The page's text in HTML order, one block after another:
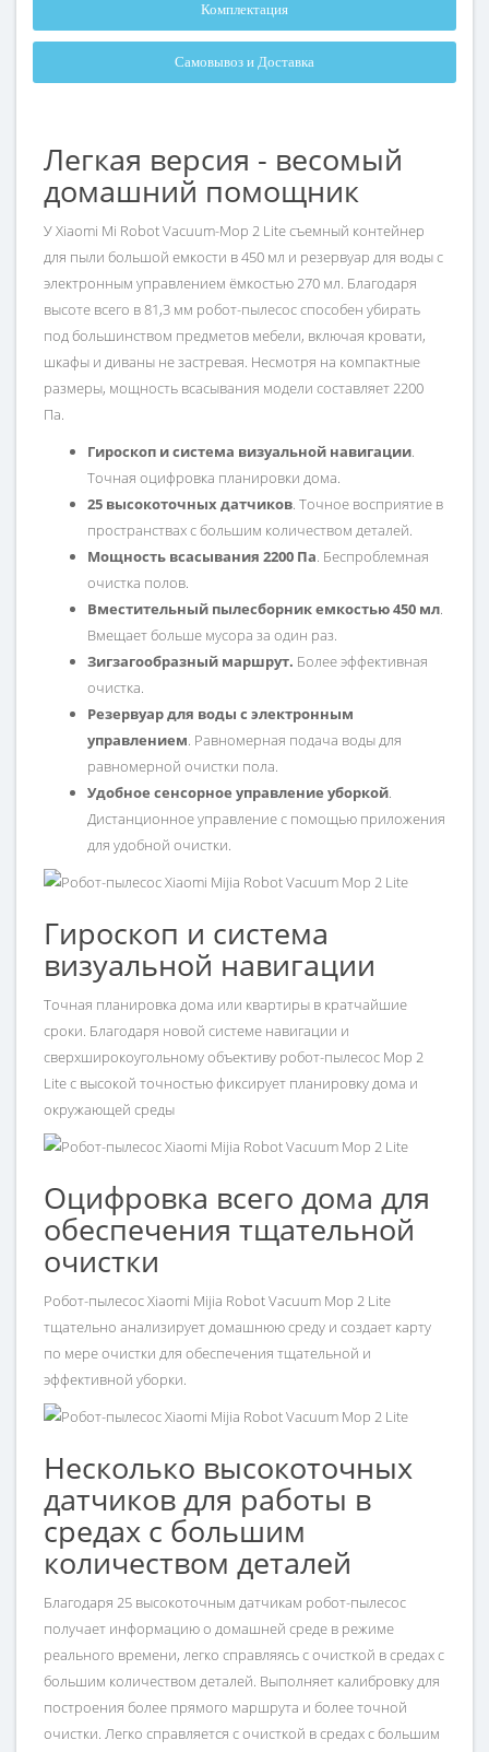
Комплектация
Самовывоз и Доставка
Легкая версия - весомый
домашний помощник
У Xiaomi Mi Robot Vacuum-Mop 2 Lite съемный контейнер
для пыли большой емкости в 450 мл и резервуар для воды с
электронным управлением ёмкостью 270 мл. Благодаря
высоте всего в 81,3 мм робот-пылесос способен убирать
под большинством предметов мебели, включая кровати,
шкафы и диваны не застревая. Несмотря на компактные
размеры, мощность всасывания модели составляет 2200
Па.
Гироскоп и система визуальной навигации.
Точная оцифровка планировки дома.
25 высокоточных датчиков. Точное восприятие в
пространствах с большим количеством деталей.
Мощность всасывания 2200 Па. Беспроблемная
очистка полов.
Вместительный пылесборник емкостью 450 мл.
Вмещает больше мусора за один раз.
Зигзагообразный маршрут. Более эффективная
очистка.
Резервуар для воды с электронным
управлением. Равномерная подача воды для
равномерной очистки пола.
Удобное сенсорное управление уборкой.
Дистанционное управление с помощью приложения
для удобной очистки.
Гироскоп и система
визуальной навигации
Точная планировка дома или квартиры в кратчайшие
сроки. Благодаря новой системе навигации и
сверхширокоугольному объективу робот-пылесос Mop 2
Lite с высокой точностью фиксирует планировку дома и
окружающей среды
Оцифровка всего дома для
обеспечения тщательной
очистки
Робот-пылесос Xiaomi Mijia Robot Vacuum Mop 2 Lite
тщательно анализирует домашнюю среду и создает карту
по мере очистки для обеспечения тщательной и
эффективной уборки.
Несколько высокоточных
датчиков для работы в
средах с большим
количеством деталей
Благодаря 25 высокоточным датчикам робот-пылесос
получает информацию о домашней среде в режиме
реального времени, легко справляясь с очисткой в средах с
большим количеством деталей. Выполняет калибровку для
построения более прямого маршрута и более точной
очистки. Легко справляется с очисткой в средах с большим